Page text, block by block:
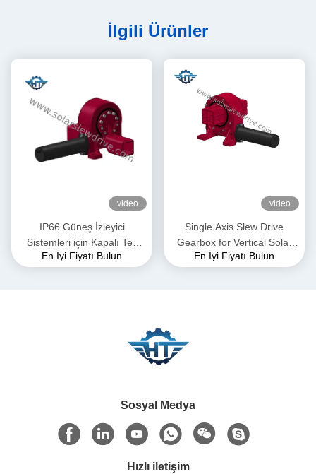
İlgili Ürünler
video
IP66 Güneş İzleyici
Sistemleri için Kapalı Tek
Eksenli Geçiş Kutuları
En İyi Fiyatı Bulun
video
Single Axis Slew Drive
Gearbox for Vertical Solar
Tracking System
En İyi Fiyatı Bulun
Sosyal Medya
Hızlı iletişim